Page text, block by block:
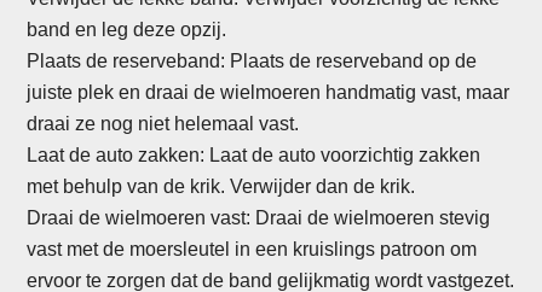
band en leg deze opzij.
Plaats de reserveband: Plaats de reserveband op de
juiste plek en draai de wielmoeren handmatig vast, maar
draai ze nog niet helemaal vast.
Laat de auto zakken: Laat de auto voorzichtig zakken
met behulp van de krik. Verwijder dan de krik.
Draai de wielmoeren vast: Draai de wielmoeren stevig
vast met de moersleutel in een kruislings patroon om
ervoor te zorgen dat de band gelijkmatig wordt vastgezet.